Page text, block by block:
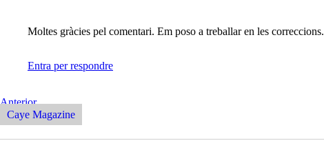
Moltes gràcies pel comentari. Em poso a treballar en les correccions.
Entra per respondre
Navegació
d'entrades
Entrada
Anterior
Anterior
Caye Magazine